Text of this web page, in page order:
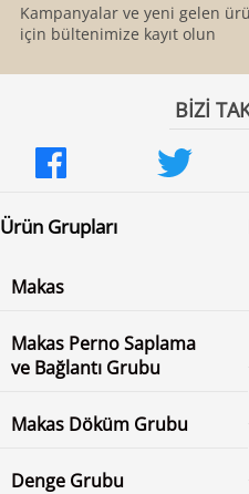
Kampanyalar ve yeni gelen
için bültenimize kayıt olun
BİZİ
Ürün Grupları
Makas
Makas Perno Saplama
ve Bağlantı Grubu
Makas Döküm Grubu
Denge Grubu